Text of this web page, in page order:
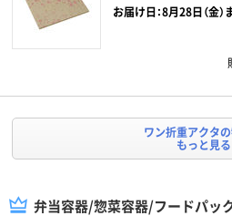
お届け日：8月28日（金）
ワン折重アクタ
もっと見る
弁当容器/惣菜容器/フードパッ